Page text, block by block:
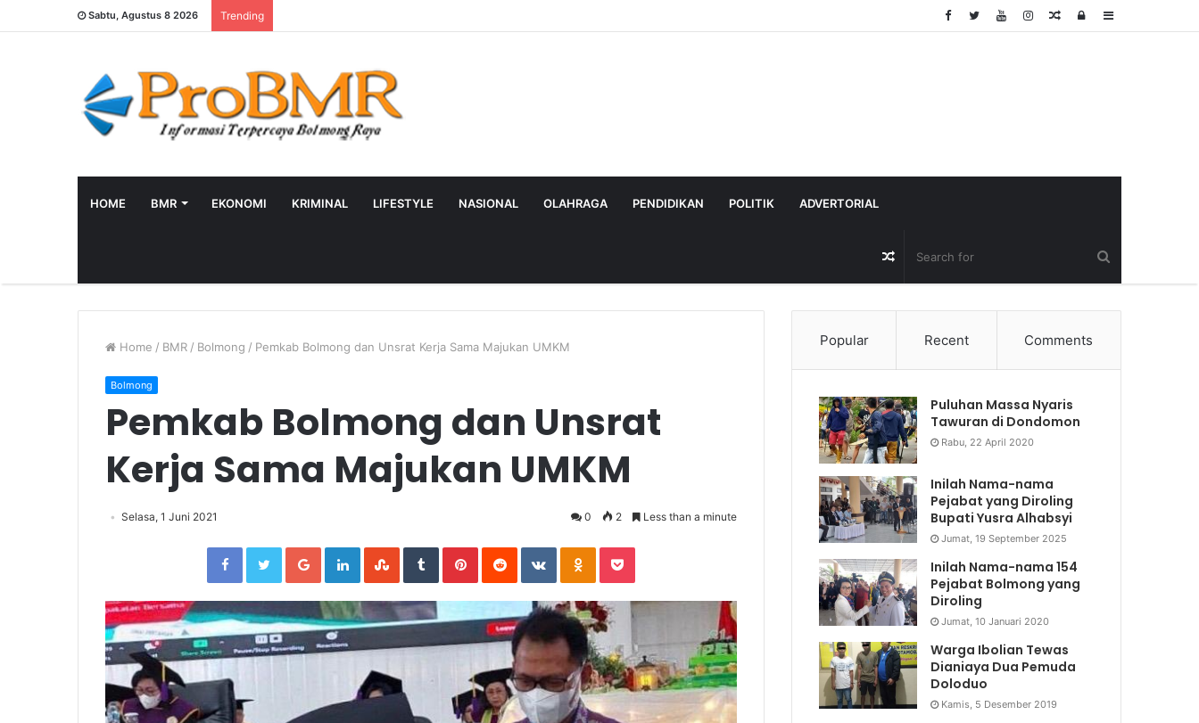
Sabtu, Agustus 8 2026 Trending Sidebar
Log
Random
HOME BMR EKONOMI KRIMINAL LIFESTYLE NASIONAL OLAHRAGA PENDIDIKAN POLITIK ADVERTORIAL
Random
Article
Home / BMR / Bolmong / Pemkab Bolmong dan Unsrat Kerja Sama Majukan UMKM
Bolmong
Pemkab Bolmong dan Unsrat
Kerja Sama Majukan UMKM
Selasa, 1 Juni 2021 0 2 Less than a minute
FacebookTwitterGoogle+LinkedInStumbleUpon
TumblrPinterestReddit VKontakteOdnoklassniki
Pocket
Popular Recent Comments
Puluhan Massa Nyaris
Tawuran di Dondomon
Rabu, 22 April 2020
Inilah Nama-nama
Pejabat yang Diroling
Bupati Yusra Alhabsyi
Jumat, 19 September 2025
Inilah Nama-nama 154
Pejabat Bolmong yang
Diroling
Jumat, 10 Januari 2020
Warga Ibolian Tewas
Dianiaya Dua Pemuda
Doloduo
Kamis, 5 Desember 2019